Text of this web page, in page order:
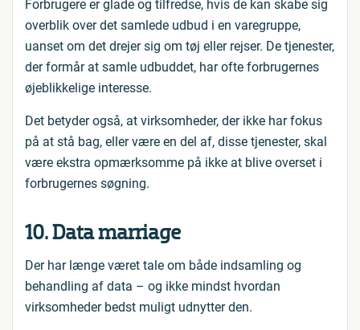
Forbrugere er glade og tilfredse, hvis de kan skabe sig
overblik over det samlede udbud i en varegruppe,
uanset om det drejer sig om tøj eller rejser. De tjenester,
der formår at samle udbuddet, har ofte forbrugernes
øjeblikkelige interesse.
Det betyder også, at virksomheder, der ikke har fokus
på at stå bag, eller være en del af, disse tjenester, skal
være ekstra opmærksomme på ikke at blive overset i
forbrugernes søgning.
10. Data marriage
Der har længe været tale om både indsamling og
behandling af data – og ikke mindst hvordan
virksomheder bedst muligt udnytter den.